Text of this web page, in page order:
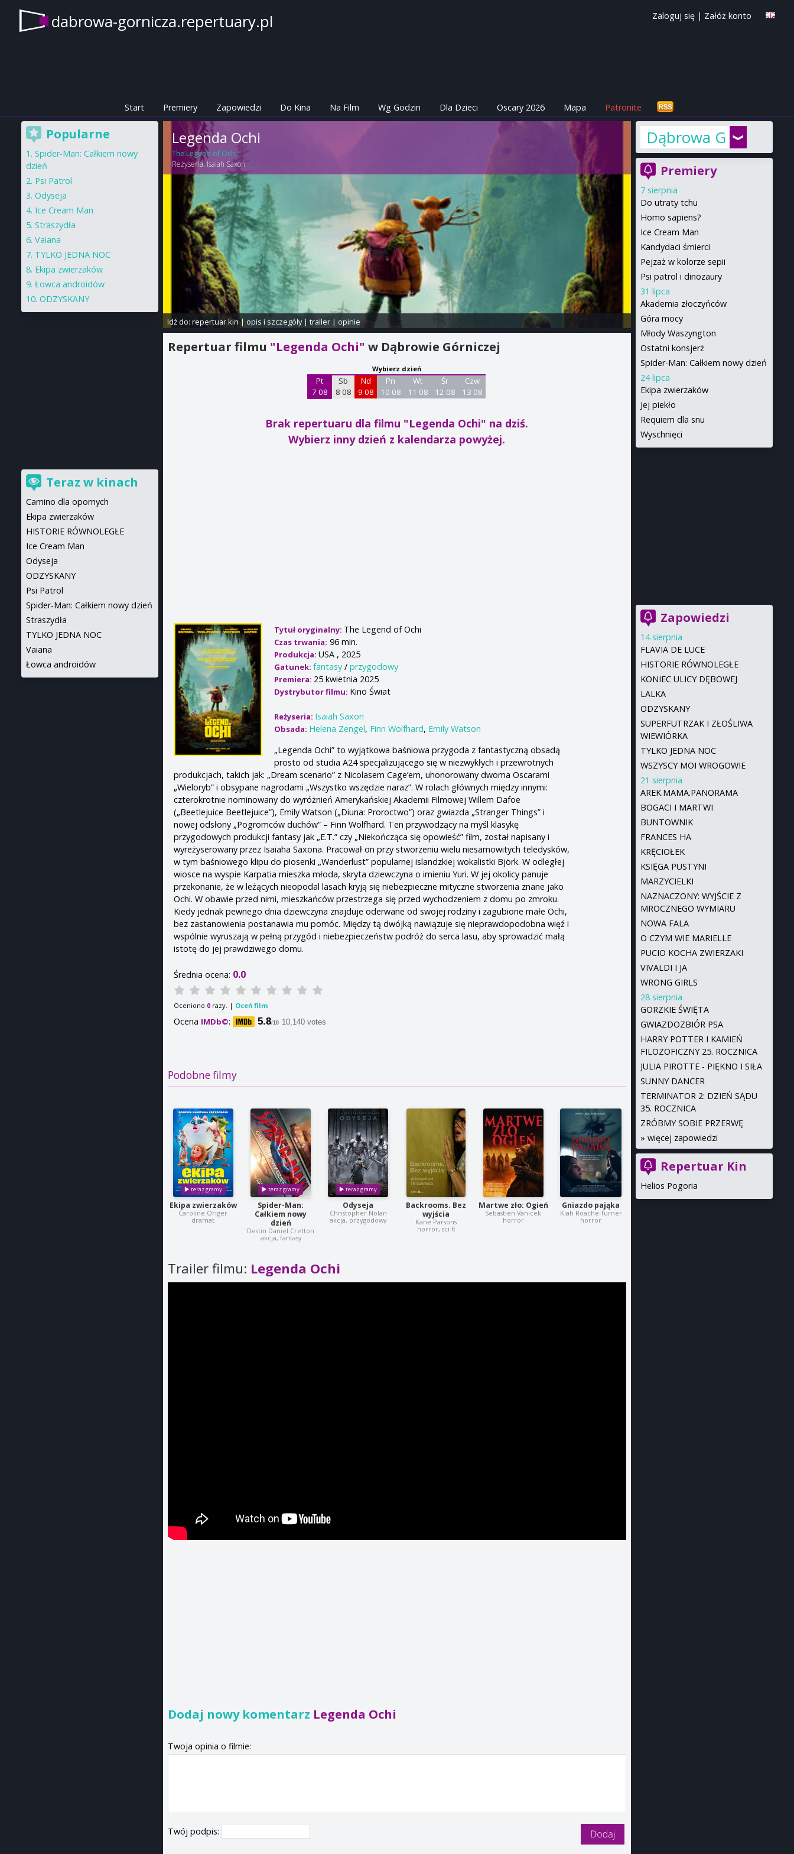
dabrowa-gornicza.repertuary.pl Zaloguj się | Załóż konto
Start Premiery Zapowiedzi Do Kina Na Film Wg Godzin Dla Dzieci Oscary 2026 Mapa Patronite
Legenda Ochi
The Legend of Ochi
Reżyseria: Isaiah Saxon
Idź do: repertuar kin| opis i szczegóły| trailer| opinie
Repertuar filmu "Legenda Ochi"w Dąbrowie Górniczej
Wybierz dzień
Pt
7 08
Sb
8 08
Nd
9 08
Pn
10 08
Wt
11 08
Śr
12 08
Czw
13 08
Brak repertuaru dla filmu "Legenda Ochi" na dziś.
Wybierz inny dzień z kalendarza powyżej.
Tytuł oryginalny: The Legend of Ochi
Czas trwania: 96 min.
Produkcja:USA , 2025
Gatunek:fantasy /przygodowy
Premiera: 25 kwietnia 2025
Dystrybutor filmu: Kino Świat
Reżyseria: Isaiah Saxon
Obsada: Helena Zengel, Finn Wolfhard, Emily Watson
„Legenda Ochi” to wyjątkowa baśniowa przygoda z fantastyczną obsadą
prosto od studia A24 specjalizującego się w niezwykłych i przewrotnych
produkcjach, takich jak: „Dream scenario” z Nicolasem Cage’em, uhonorowany dwoma Oscarami
„Wieloryb” i obsypane nagrodami „Wszystko wszędzie naraz”. W rolach głównych między innymi:
czterokrotnie nominowany do wyróżnień Amerykańskiej Akademii Filmowej Willem Dafoe
(„Beetlejuice Beetlejuice”), Emily Watson („Diuna: Proroctwo”) oraz gwiazda „Stranger Things” i
nowej odsłony „Pogromców duchów” – Finn Wolfhard. Ten przywodzący na myśl klasykę
przygodowych produkcji fantasy jak „E.T.” czy „Niekończąca się opowieść” film, został napisany i
wyreżyserowany przez Isaiaha Saxona. Pracował on przy stworzeniu wielu niesamowitych teledysków,
w tym baśniowego klipu do piosenki „Wanderlust” popularnej islandzkiej wokalistki Björk. W odległej
wiosce na wyspie Karpatia mieszka młoda, skryta dziewczyna o imieniu Yuri. W jej okolicy panuje
przekonanie, że w leżących nieopodal lasach kryją się niebezpieczne mityczne stworzenia znane jako
Ochi. W obawie przed nimi, mieszkańców przestrzega się przed wychodzeniem z domu po zmroku.
Kiedy jednak pewnego dnia dziewczyna znajduje oderwane od swojej rodziny i zagubione małe Ochi,
bez zastanowienia postanawia mu pomóc. Między tą dwójką nawiązuje się nieprawdopodobna więź i
wspólnie wyruszają w pełną przygód i niebezpieczeństw podróż do serca lasu, aby sprowadzić małą
istotę do jej prawdziwego domu.
Średnia ocena: 0.0
Oceniono 0 razy. | Oceń film
Ocena IMDb©: 5.8/10 10,140 votes
Podobne filmy
Ekipa zwierzaków
Caroline Origer
dramat
Spider-Man:
Całkiem nowy
dzień
Destin Daniel Cretton
akcja, fantasy
Odyseja
Christopher Nolan
akcja, przygodowy
Backrooms. Bez
wyjścia
Kane Parsons
horror, sci-fi
Martwe zło: Ogień
Sebastien Vanicek
horror
Gniazdo pająka
Kiah Roache-Turner
horror
Trailer filmu: Legenda Ochi
Dodaj nowy komentarz Legenda Ochi
Twoja opinia o filmie:
Twój podpis:
Dąbrowa Górnicza
Premiery
7 sierpnia
Do utraty tchu
Homo sapiens?
Ice Cream Man
Kandydaci śmierci
Pejzaż w kolorze sepii
Psi patrol i dinozaury
31 lipca
Akademia złoczyńców
Góra mocy
Młody Waszyngton
Ostatni konsjerż
Spider-Man: Całkiem nowy dzień
24 lipca
Ekipa zwierzaków
Jej piekło
Requiem dla snu
Wyschnięci
Zapowiedzi
14 sierpnia
FLAVIA DE LUCE
HISTORIE RÓWNOLEGŁE
KONIEC ULICY DĘBOWEJ
LALKA
ODZYSKANY
SUPERFUTRZAK I ZŁOŚLIWA
WIEWIÓRKA
TYLKO JEDNA NOC
WSZYSCY MOI WROGOWIE
21 sierpnia
AREK.MAMA.PANORAMA
BOGACI I MARTWI
BUNTOWNIK
FRANCES HA
KRĘCIOŁEK
KSIĘGA PUSTYNI
MARZYCIELKI
NAZNACZONY: WYJŚCIE Z
MROCZNEGO WYMIARU
NOWA FALA
O CZYM WIE MARIELLE
PUCIO KOCHA ZWIERZAKI
VIVALDI I JA
WRONG GIRLS
28 sierpnia
GORZKIE ŚWIĘTA
GWIAZDOZBIÓR PSA
HARRY POTTER I KAMIEŃ
FILOZOFICZNY 25. ROCZNICA
JULIA PIROTTE - PIĘKNO I SIŁA
SUNNY DANCER
TERMINATOR 2: DZIEŃ SĄDU
35. ROCZNICA
ZRÓBMY SOBIE PRZERWĘ
» więcej zapowiedzi
Repertuar Kin
Helios Pogoria
Popularne
Spider-Man: Całkiem nowy
dzień
Psi Patrol
Odyseja
Ice Cream Man
Straszydła
Vaiana
TYLKO JEDNA NOC
Ekipa zwierzaków
Łowca androidów
ODZYSKANY
Teraz w kinach
Camino dla opornych
Ekipa zwierzaków
HISTORIE RÓWNOLEGŁE
Ice Cream Man
Odyseja
ODZYSKANY
Psi Patrol
Spider-Man: Całkiem nowy dzień
Straszydła
TYLKO JEDNA NOC
Vaiana
Łowca androidów